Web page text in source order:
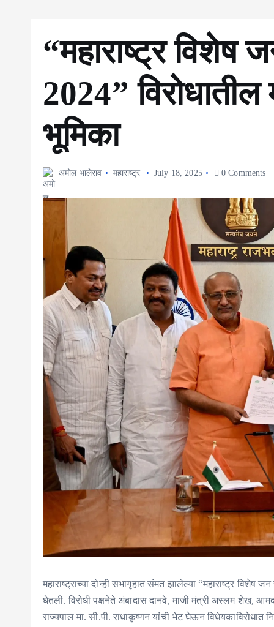
“महाराष्ट्र विशेष
2024”
भूमिका
अमोल भालेराव महाराष्ट्र July 18, 2025 0 Comments
महाराष्ट्राच्या दोन्ही सभागृहात संमत झालेल्या “महाराष्ट्र
घेतली. विरोधी पक्षनेते अंबादास दानवे, माजी मंत्री अस्लम शेख,
राज्यपाल मा. सी.पी. राधाकृष्णन यांची भेट घेऊन विधेयकाविरोधात